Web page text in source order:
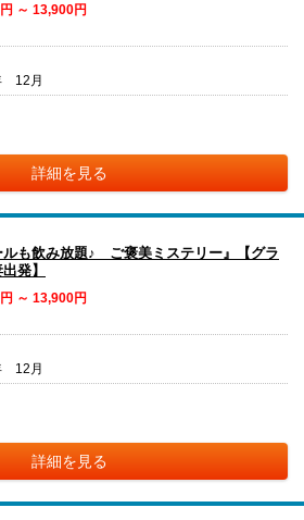
～ 13,900円
12月
詳細を見る
ルも飲み放題♪ ご褒美ミステリー』【グラ
発】
～ 13,900円
12月
詳細を見る